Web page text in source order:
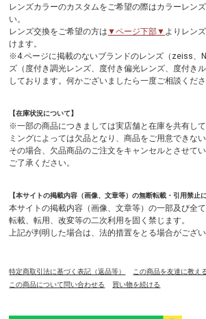
レンズカラーのカスタムをご希望の際はカラーレン
い。
レンズ交換をご希望の方は ▼ページ下部▼ よりレン
けます。
※4.ページに掲載のないブランドのレンズ（zeiss、
ズ（度付き調光レンズ、度付き偏光レンズ、度付き
しております。何かございましたら一度ご相談くださ
【在庫状況について】
※一部の商品につきましては実店舗と在庫を共有し
ミングによっては欠品となり、商品をご用意できな
その場合、欠品商品のご注文をキャンセルとさせて
ご了承ください。
【本サイトの掲載内容（画像、文章等）の無断転載・引用禁止
本サイトの掲載内容（画像、文章等）の一部及び全
転載、転用、改変等の二次利用を固く禁じます。
上記が判明した場合は、法的措置をとる場合がござい
特定商取引法に基づく表記（返品等）
この商品を友達に教え
この商品について問い合わせる
買い物を続ける